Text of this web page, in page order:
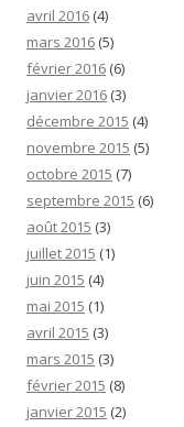
avril 2016 (4)
mars 2016 (5)
février 2016 (6)
janvier 2016 (3)
décembre 2015 (4)
novembre 2015 (5)
octobre 2015 (7)
septembre 2015 (6)
août 2015 (3)
juillet 2015 (1)
juin 2015 (4)
mai 2015 (1)
avril 2015 (3)
mars 2015 (3)
février 2015 (8)
janvier 2015 (2)